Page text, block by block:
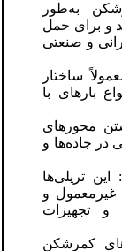
به‌طور
و برای حمل
و صنعتی
ساختار
بارهای با
محورهای
در جاده‌ها و
تریلی‌ها
غیرمعمول و
و تجهیزات
کمرشکن